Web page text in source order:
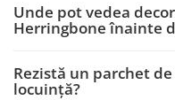
Unde pot vedea
Herringbone înainte
Rezistă un parchet
locuință?